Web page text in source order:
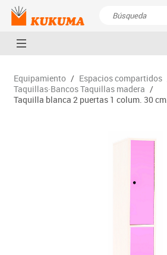
Equipamiento / Espacios compartidos
Taquillas·Bancos Taquillas madera /
Taquilla blanca 2 puertas 1 colum. 30 cm.